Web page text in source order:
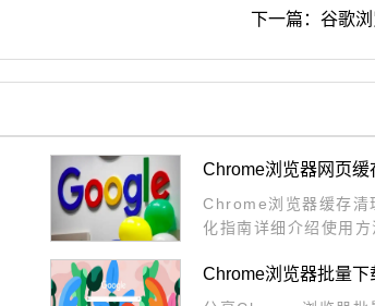
下一篇：谷歌
Chrome浏览器网页
Chrome浏览器缓存清
化指南详细介绍使用
Chrome浏览器批量